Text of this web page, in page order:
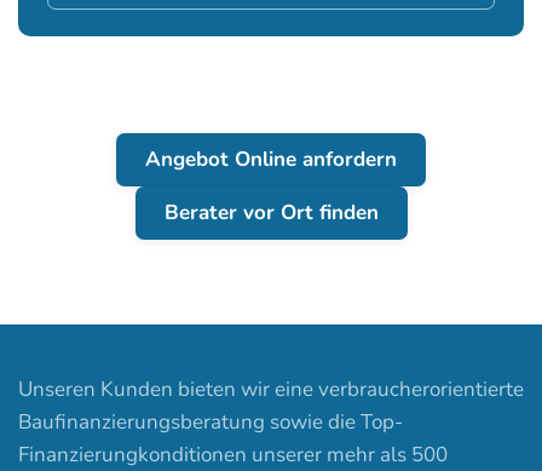
Angebot Online anfordern
Berater vor Ort finden
Unseren Kunden bieten wir eine verbraucherorientierte
Baufinanzierungsberatung sowie die Top-
Finanzierungkonditionen unserer mehr als 500